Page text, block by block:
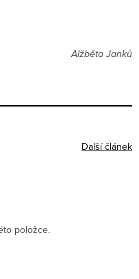
Alžběta Janků
Další článek
položce.